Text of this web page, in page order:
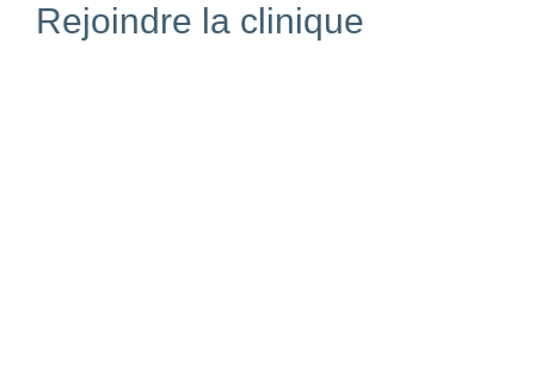
Rejoindre la clinique